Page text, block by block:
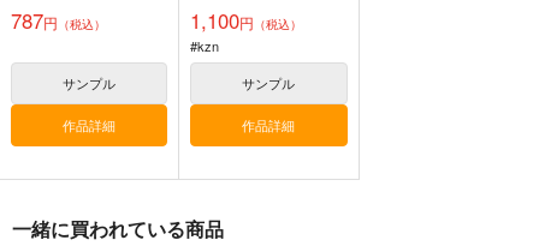
787円 （税込）
サンプル
作品詳細
1,100円 （税込）
#kzn
サンプル
作品詳細
一緒に買われている商品